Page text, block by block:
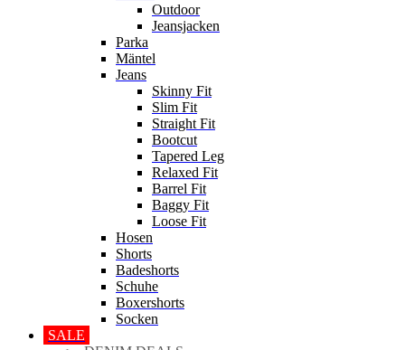
Outdoor
Jeansjacken
Parka
Mäntel
Jeans
Skinny Fit
Slim Fit
Straight Fit
Bootcut
Tapered Leg
Relaxed Fit
Barrel Fit
Baggy Fit
Loose Fit
Hosen
Shorts
Badeshorts
Schuhe
Boxershorts
Socken
SALE